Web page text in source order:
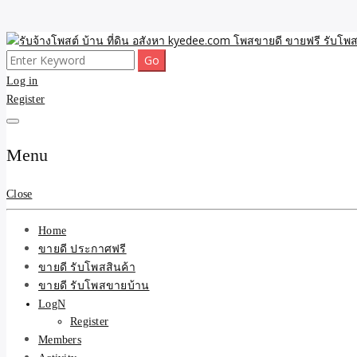
Skip
to
content
รับจ้างโพสต์ บ้าน ที่ดิน อสั
และบริการ
ขายดี โพสประกาศขายสินค้าฟรี บ้าน ที่ดิน อสังหา รับโพสต์ประกาศขาย
Search
for:
Log in
Register
Menu
Close
Home
ขายดี ประกาศฟรี
ขายดี รับโพสสินค้า
ขายดี รับโพสขายบ้าน
LogN
Register
Members